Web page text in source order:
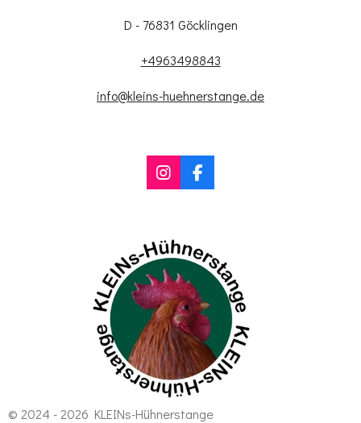
D - 76831 Göcklingen
+4963498843
info@kleins-huehnerstange.de
I
n
a
g
r
a
m
F
a
o
o
k
© 2024 - 2026 KLEINs-Hühnerstange